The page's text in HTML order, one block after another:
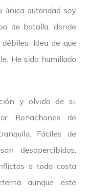
única autoridad soy
de batalla, donde
Idea de que
He sido humillado
y olvido de si.
Bonachones de
Fáciles de
desapercibidos,
a toda costa
aunque este